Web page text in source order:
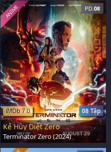
PD. 08
08 Tập
IMDb 7.0
ANIME
Kẻ Hủy Diệt Zero
Terminator Zero (2024)